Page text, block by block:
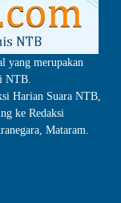
yang merupakan
NTB.
Harian Suara NTB,
ke Redaksi
Mataram.